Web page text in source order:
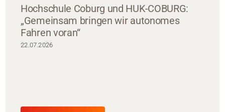
Hochschule Coburg und HUK-COBURG:
„Gemeinsam bringen wir autonomes
Fahren voran“
22.07.2026